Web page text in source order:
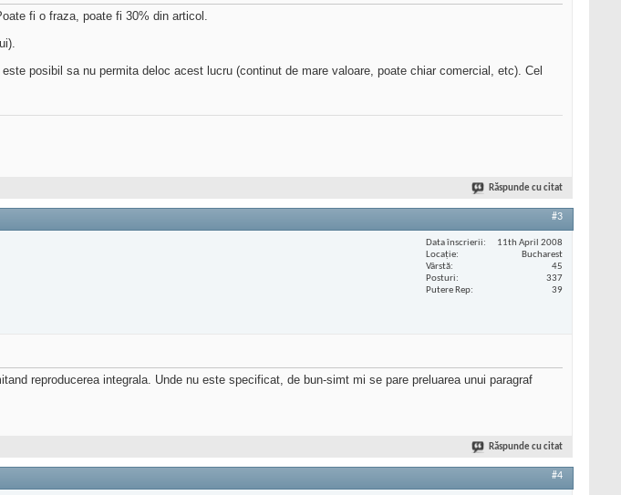
fi o fraza, poate fi 30% din articol.
posibil sa nu permita deloc acest lucru (continut de mare valoare, poate chiar comercial, etc). Cel
Răspunde cu citat
#3
Data înscrierii
11th April 2008
Locaţie
Bucharest
Vârstă
45
Posturi
337
Putere Rep
39
reproducerea integrala. Unde nu este specificat, de bun-simt mi se pare preluarea unui paragraf
Răspunde cu citat
#4